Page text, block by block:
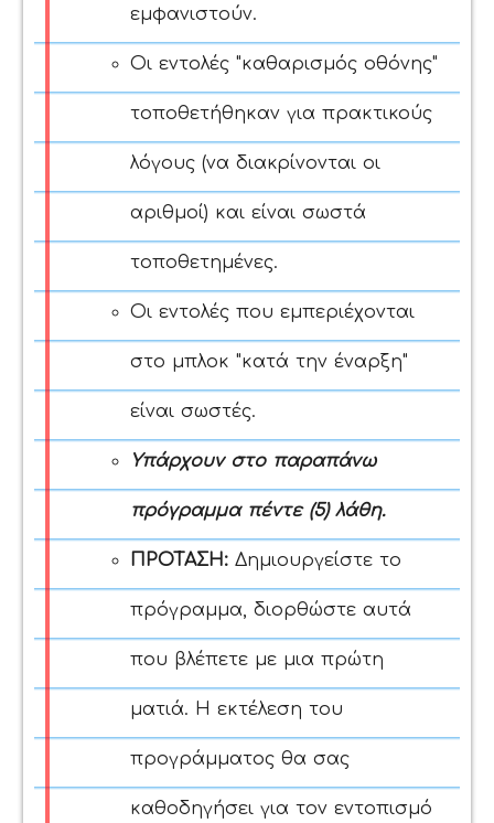
εμφανιστούν.
Οι εντολές "καθαρισμός οθόνης"
τοποθετήθηκαν για πρακτικούς
λόγους (να διακρίνονται οι
αριθμοί) και είναι σωστά
τοποθετημένες.
Οι εντολές που εμπεριέχονται
στο μπλοκ "κατά την έναρξη"
είναι σωστές.
Υπάρχουν στο παραπάνω
πρόγραμμα πέντε (5) λάθη.
ΠΡΟΤΑΣΗ: Δημιουργείστε το
πρόγραμμα, διορθώστε αυτά
που βλέπετε με μια πρώτη
ματιά. Η εκτέλεση του
προγράμματος θα σας
καθοδηγήσει για τον εντοπισμό